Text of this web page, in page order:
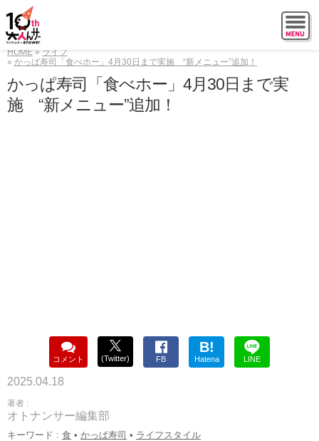
HOME
ライフ
かっぱ寿司「食べホー」4月30日まで実施 “新メニュー”追加！
かっぱ寿司「食べホー」4月30日まで実
施 “新メニュー”追加！
コメント (Twitter) FB
B!
Hatena LINE
2025.04.18
著者 :
オトナンサー編集部
キーワード : 食 • かっぱ寿司 • ライフスタイル